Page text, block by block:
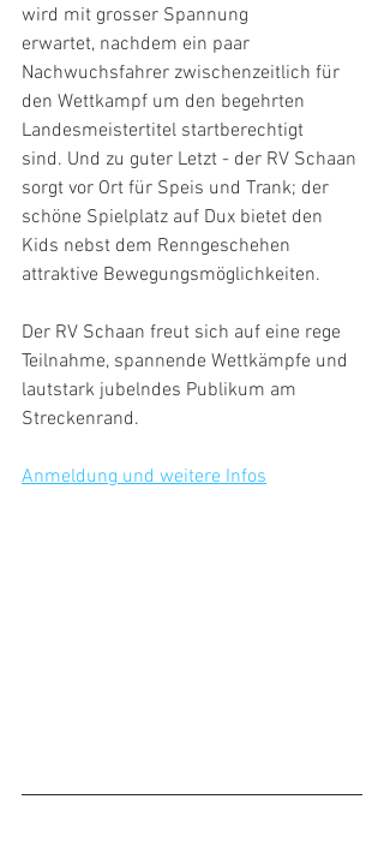
wird mit grosser Spannung
erwartet, nachdem ein paar
Nachwuchsfahrer zwischenzeitlich für
den Wettkampf um den begehrten
Landesmeistertitel startberechtigt
sind. Und zu guter Letzt - der RV Schaan
sorgt vor Ort für Speis und Trank; der
schöne Spielplatz auf Dux bietet den
Kids nebst dem Renngeschehen
attraktive Bewegungsmöglichkeiten.
Der RV Schaan freut sich auf eine rege
Teilnahme, spannende Wettkämpfe und
lautstark jubelndes Publikum am
Streckenrand.
Anmeldung und weitere Infos